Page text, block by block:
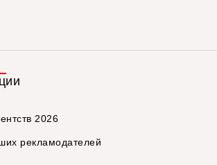
2026
рекламодателей